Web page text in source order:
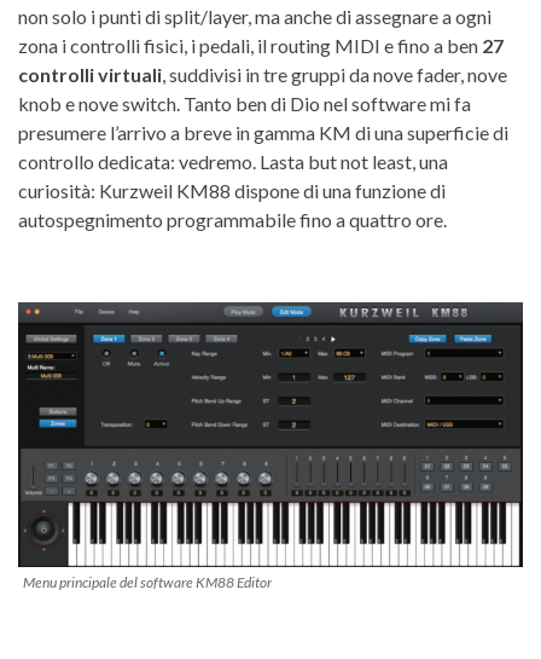
non solo i punti di split/layer, ma anche di assegnare a ogni
zona i controlli fisici, i pedali, il routing MIDI e fino a ben 27
controlli virtuali , suddivisi in tre gruppi da nove fader, nove
knob e nove switch. Tanto ben di Dio nel software mi fa
presumere l’arrivo a breve in gamma KM di una superficie di
controllo dedicata: vedremo. Lasta but not least, una
curiosità: Kurzweil KM88 dispone di una funzione di
autospegnimento programmabile fino a quattro ore.
Menu principale del software KM88 Editor